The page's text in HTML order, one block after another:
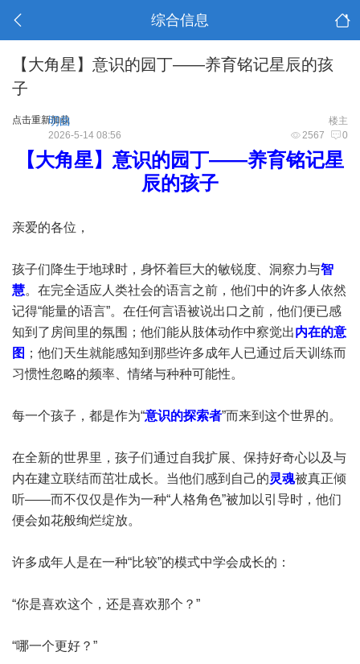
综合信息
【大角星】意识的园丁——养育铭记星辰的孩
子
点击重新加载 楼主
明曲
2567 0
2026-5-14 08:56
【大角星】意识的园丁——养育铭记星
辰的孩子
亲爱的各位，
孩子们降生于地球时，身怀着巨大的敏锐度、洞察力与智
慧。在完全适应人类社会的语言之前，他们中的许多人依然
记得“能量的语言”。在任何言语被说出口之前，他们便已感
知到了房间里的氛围；他们能从肢体动作中察觉出内在的意
图 ；他们天生就能感知到那些许多成年人已通过后天训练而
习惯性忽略的频率、情绪与种种可能性。
每一个孩子，都是作为“意识的探索者”而来到这个世界的。
在全新的世界里，孩子们通过自我扩展、保持好奇心以及与
内在建立联结而茁壮成长。当他们感到自己的灵魂被真正倾
听——而不仅仅是作为一种“人格角色”被加以引导时，他们
便会如花般绚烂绽放。
许多成年人是在一种“比较”的模式中学会成长的：
“你是喜欢这个，还是喜欢那个？”
“哪一个更好？”